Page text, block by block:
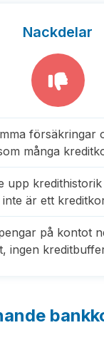
Nackdelar
försäkringar
många
upp
inte är ett
på kontot
ingen